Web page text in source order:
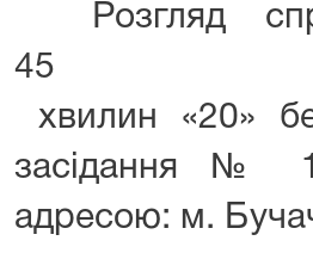
Розгляд
хвилин «20»
засідання № 1
адресою: м.